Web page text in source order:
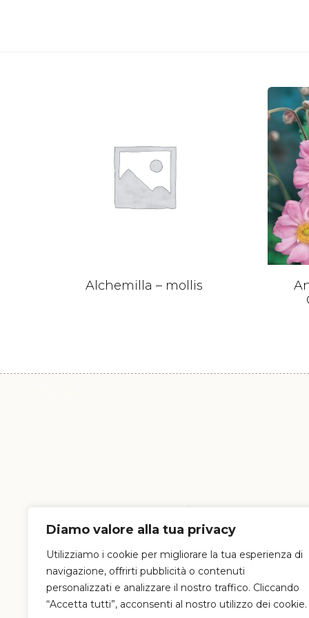
Diamo valore alla tua privacy
Utilizziamo i cookie per migliorare la tua esperienza di
navigazione, offrirti pubblicità o contenuti
personalizzati e analizzare il nostro traffico. Cliccando
“Accetta tutti”, acconsenti al nostro utilizzo dei cookie.
Alchemilla – mollis